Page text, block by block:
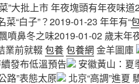
”大批上市 年夜塊頭有年夜味
“白子”？2019-01-23 年年有“
噴鼻冬之味2019-01-02 歲末年
業前就輟包養包養網 金羊圖庫
發布低溫預告
安徽黃山：夏
路”表態太原
北京“高調”進夏